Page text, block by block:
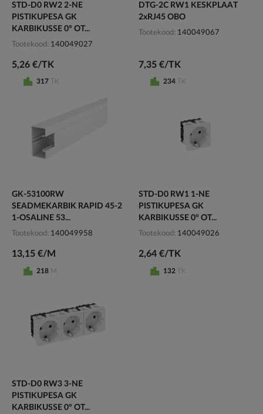
STD-D0 RW2 2-NE
PISTIKUPESA GK
KARBIKUSSE 0° OT...
Tootekood 140049027
5,26 €/TK
317 TK
DTG-2C RW1 KESKPLAAT
2xRJ45 OBO
Tootekood 140049067
7,35 €/TK
234 TK
GK-53100RW
SEADMEKARBIK RAPID 45-2
1-OSALINE 53...
Tootekood 140049958
13,15 €/M
218 M
STD-D0 RW1 1-NE
PISTIKUPESA GK
KARBIKUSSE 0° OT...
Tootekood 140049026
2,64 €/TK
132 TK
STD-D0 RW3 3-NE
PISTIKUPESA GK
KARBIKUSSE 0° OT...